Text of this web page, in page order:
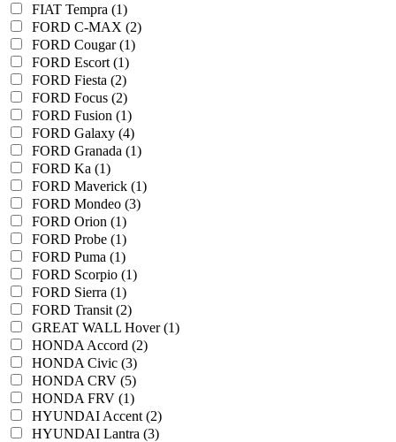
FIAT Tempra (1)
FORD C-MAX (2)
FORD Cougar (1)
FORD Escort (1)
FORD Fiesta (2)
FORD Focus (2)
FORD Fusion (1)
FORD Galaxy (4)
FORD Granada (1)
FORD Ka (1)
FORD Maverick (1)
FORD Mondeo (3)
FORD Orion (1)
FORD Probe (1)
FORD Puma (1)
FORD Scorpio (1)
FORD Sierra (1)
FORD Transit (2)
GREAT WALL Hover (1)
HONDA Accord (2)
HONDA Civic (3)
HONDA CRV (5)
HONDA FRV (1)
HYUNDAI Accent (2)
HYUNDAI Lantra (3)